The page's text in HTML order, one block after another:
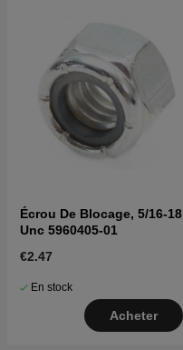
Écrou De Blocage, 5/16-18
Unc 5960405-01
€2.47
En stock
Acheter